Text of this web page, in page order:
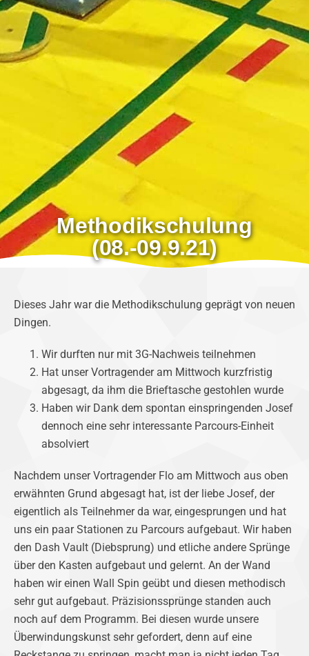
Methodikschulung
(08.-09.9.21)
Dieses Jahr war die Methodikschulung geprägt von neuen
Dingen.
Wir durften nur mit 3G-Nachweis teilnehmen
Hat unser Vortragender am Mittwoch kurzfristig
abgesagt, da ihm die Brieftasche gestohlen wurde
Haben wir Dank dem spontan einspringenden Josef
dennoch eine sehr interessante Parcours-Einheit
absolviert
Nachdem unser Vortragender Flo am Mittwoch aus oben
erwähnten Grund abgesagt hat, ist der liebe Josef, der
eigentlich als Teilnehmer da war, eingesprungen und hat
uns ein paar Stationen zu Parcours aufgebaut. Wir haben
den Dash Vault (Diebsprung) und etliche andere Sprünge
über den Kasten aufgebaut und gelernt. An der Wand
haben wir einen Wall Spin geübt und diesen methodisch
sehr gut aufgebaut. Präzisionssprünge standen auch
noch auf dem Programm. Bei diesen wurde unsere
Überwindungskunst sehr gefordert, denn auf eine